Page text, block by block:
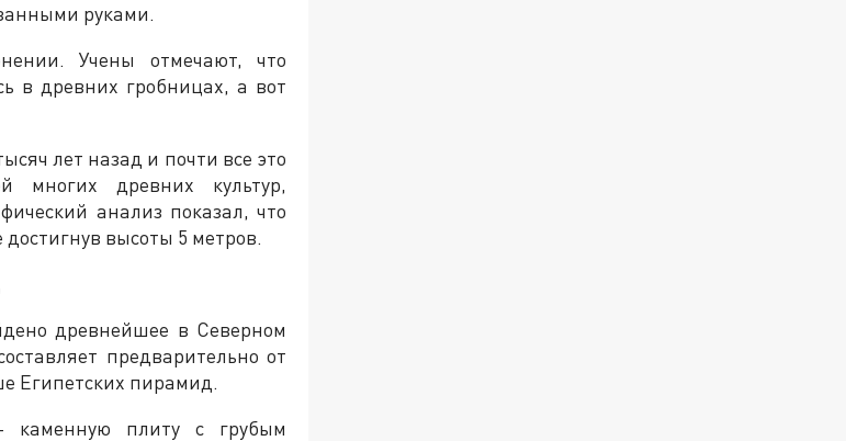
руками.
Учены отмечают, что
в древних гробницах, а вот
лет назад и почти все это
многих древних культур,
анализ показал, что
высоты 5 метров.
древнейшее в Северном
предварительно от
Египетских пирамид.
каменную плиту с грубым